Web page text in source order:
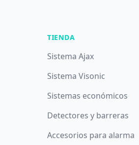
TIENDA
Sistema Ajax
Sistema Visonic
Sistemas económicos
Detectores y barreras
Accesorios para alarma